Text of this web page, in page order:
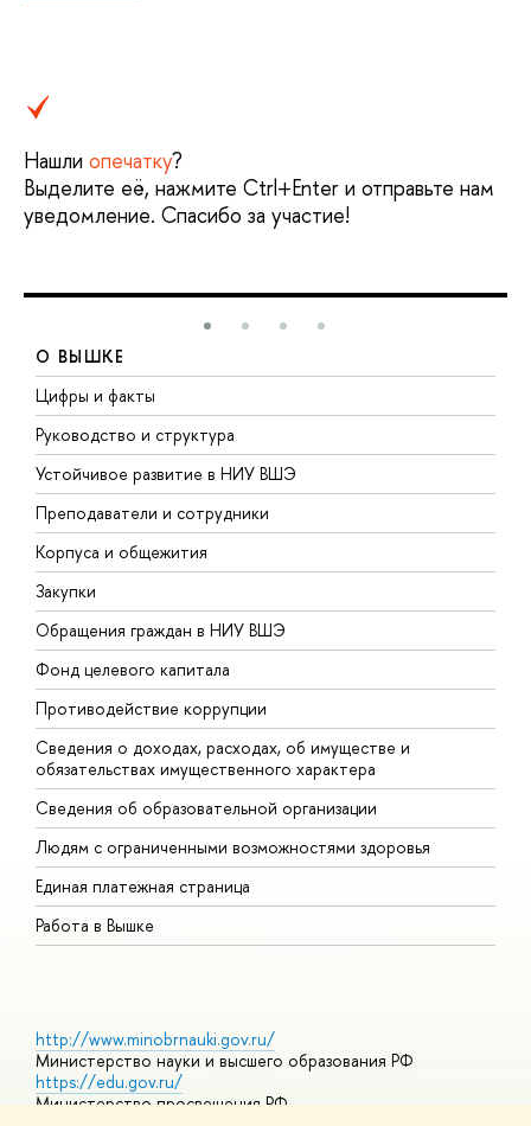
Нашли опечатку?
Выделите её, нажмите Ctrl+Enter и отправьте нам
уведомление. Спасибо за участие!
О ВЫШКЕ
Цифры и факты
Руководство и структура
Устойчивое развитие в НИУ ВШЭ
Преподаватели и сотрудники
Корпуса и общежития
Закупки
Обращения граждан в НИУ ВШЭ
Фонд целевого капитала
Противодействие коррупции
Сведения о доходах, расходах, об имуществе и
обязательствах имущественного характера
Сведения об образовательной организации
Людям с ограниченными возможностями здоровья
Единая платежная страница
Работа в Вышке
http://www.minobrnauki.gov.ru/
Министерство науки и высшего образования РФ
https://edu.gov.ru/
Министерство просвещения РФ